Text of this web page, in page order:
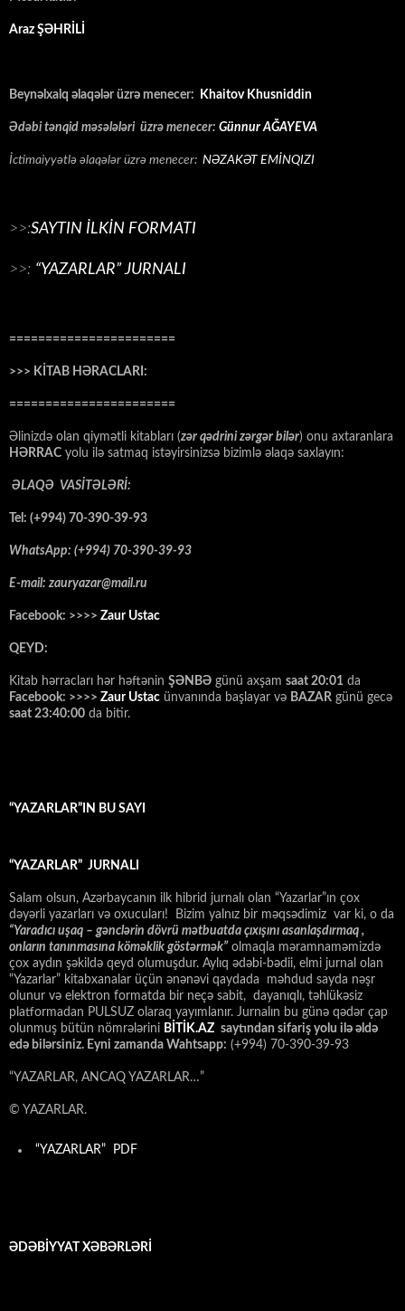
Araz ŞƏHRİLİ
Beynəlxalq əlaqələr üzrə menecer: Khaitov Khusniddin
Ədəbi tənqid məsələləri üzrə menecer: Günnur AĞAYEVA
İctimaiyyətlə əlaqələr üzrə menecer: NƏZAKƏT EMİNQIZI
>>:SAYTIN İLKİN FORMATI
>>: “YAZARLAR” JURNALI
=======================
>>> KİTAB HƏRACLARI:
=======================
Əlinizdə olan qiymətli kitabları (zər qədrini zərgər bilər) onu axtaranlara
HƏRRAC yolu ilə satmaq istəyirsinizsə bizimlə əlaqə saxlayın:
ƏLAQƏ VASİTƏLƏRİ:
Tel: (+994) 70-390-39-93
WhatsApp: (+994) 70-390-39-93
E-mail: zauryazar@mail.ru
Facebook: >>>> Zaur Ustac
QEYD:
Kitab hərracları hər həftənin ŞƏNBƏ günü axşam saat 20:01 da
Facebook: >>>> Zaur Ustac ünvanında başlayar və BAZAR günü gecə
saat 23:40:00 da bitir.
“YAZARLAR”IN BU SAYI
“YAZARLAR” JURNALI
Salam olsun, Azərbaycanın ilk hibrid jurnalı olan “Yazarlar”ın çox
dəyərli yazarları və oxucuları! Bizim yalnız bir məqsədimiz var ki, o da
“Yaradıcı uşaq – gәnclәrin dövrü mәtbuatda çıxışını asanlaşdırmaq ,
onların tanınmasına kömәklik göstәrmәk” olmaqla məramnaməmizdə
çox aydın şəkildə qeyd olumuşdur. Aylıq ədəbi-bədii, elmi jurnal olan
“Yazarlar” kitabxanalar üçün ənənəvi qaydada məhdud sayda nəşr
olunur və elektron formatda bir neçə sabit, dayanıqlı, təhlükəsiz
platformadan PULSUZ olaraq yayımlanır. Jurnalın bu günə qədər çap
olunmuş bütün nömrələrini BİTİK.AZ saytından sifariş yolu ilə əldə
edə bilərsiniz. Eyni zamanda Wahtsapp: (+994) 70-390-39-93
“YAZARLAR, ANCAQ YAZARLAR…”
© YAZARLAR.
“YAZARLAR” PDF
ƏDƏBİYYAT XƏBƏRLƏRİ